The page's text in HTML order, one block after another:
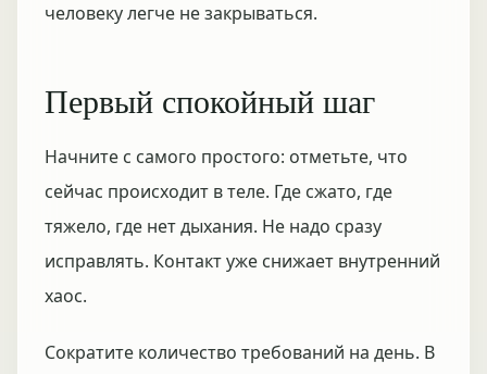
человеку легче не закрываться.
Первый спокойный шаг
Начните с самого простого: отметьте, что
сейчас происходит в теле. Где сжато, где
тяжело, где нет дыхания. Не надо сразу
исправлять. Контакт уже снижает внутренний
хаос.
Сократите количество требований на день. В